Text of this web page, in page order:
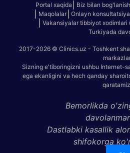
Portal xaqida Biz bilan bog'lanish
Maqolalar
Onlayn konsultatsiya
Vakansiyalar tibbiyot xodimlari
Turkiyada
2017-2026 © Clinics.uz - Toshkent
Sizning e'tiboringizni ushbu Internet-
ega ekanligini va hech qanday
Bemorlikda
Dastlabki kasallik
shifokorga